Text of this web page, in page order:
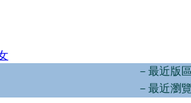
－最近版
－最近瀏